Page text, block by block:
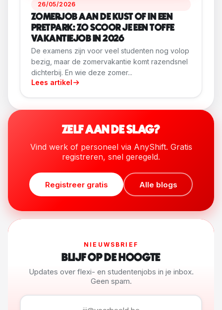
26/05/2026
ZOMERJOB AAN DE KUST OF IN EEN
PRETPARK: ZO SCOOR JE EEN TOFFE
VAKANTIEJOB IN 2026
De examens zijn voor veel studenten nog volop
bezig, maar de zomervakantie komt razendsnel
dichterbij. En wie deze zomer...
Lees artikel
ZELF AAN DE SLAG?
Vind werk of personeel via AnyShift. Gratis
registreren, snel geregeld.
Registreer gratis Alle blogs
NIEUWSBRIEF
BLIJF OP DE HOOGTE
Updates over flexi- en studentenjobs in je inbox.
Geen spam.